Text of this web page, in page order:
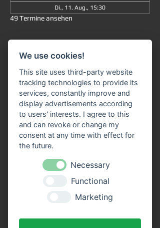
Di., 11. Aug., 15:30
49 Termine ansehen
15:30 Uhr
: Die Fahrt dauert insgesamt ca.
90 Minuten (ohne Ausstieg) und führt Sie
von Miltenberg über Bürgstadt nach
Freudenberg
und wieder zurück.
Unser Fahrgastschiff "SIVOTA"
verfügt
über zwei großzügige Decks
. Genießen Sie
die Fahrt bei einem kühlen Getränk auf
unserem Freideck. Eine
Streckenerklärung
erhalten Sie auf allen
Schiffen der VPS-Flotte. Unser freundliches
Bordpersonal freut sich schon, Sie an Bord
We use cookies!
This site uses third-party website
tracking technologies to provide its
services, constantly improve and
display advertisements according
to users' interests. I agree to this
and can revoke or change my
consent at any time with effect for
the future.
Necessary
Functional
Marketing